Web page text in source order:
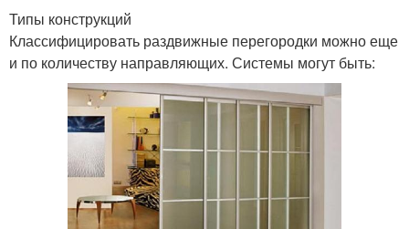
Типы конструкций
Классифицировать раздвижные перегородки можно еще
и по количеству направляющих. Системы могут быть: